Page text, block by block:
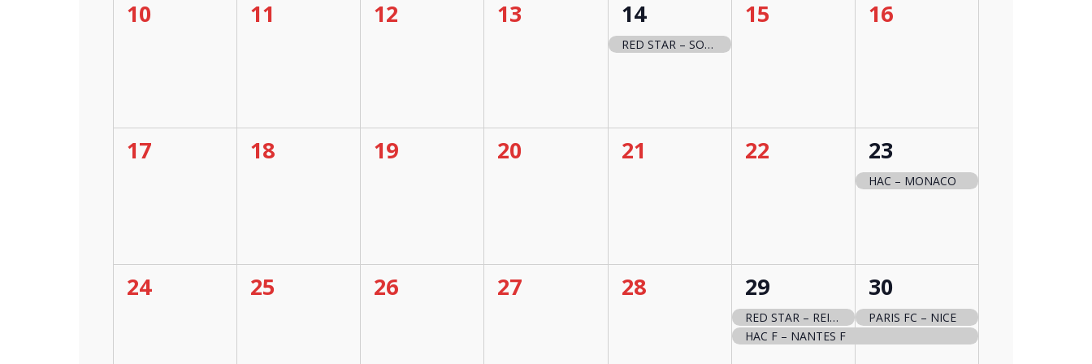
0
10
0
11
0
12
0
évènement,
13
1
évènement,
14
RED STAR – SOCHAUX
0
15
0
16
0
17
0
18
0
19
0
20
0
21
0
évènement,
22
1
évènement,
23
HAC – MONACO
0
24
0
25
0
26
0
27
0
évènement,
28
2
évènements,
29
RED STAR – REIMS
HAC F – NANTES F
2
évènements,
30
PARIS FC – NICE